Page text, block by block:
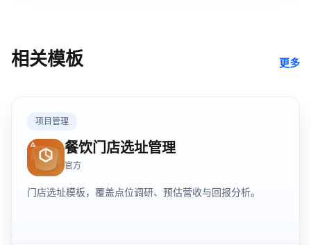
相关模板 更多
项目管理
餐饮门店选址管理
官方
门店选址模板，覆盖点位调研、预估营收与回报分析。